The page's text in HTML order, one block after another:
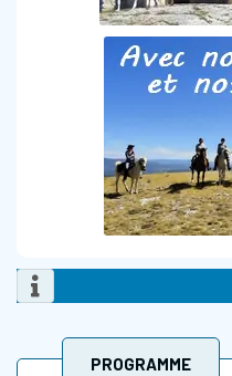
PROGRAMME